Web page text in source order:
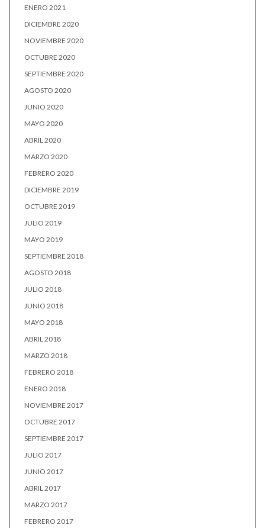
ENERO 2021
DICIEMBRE 2020
NOVIEMBRE 2020
OCTUBRE 2020
SEPTIEMBRE 2020
AGOSTO 2020
JUNIO 2020
MAYO 2020
ABRIL 2020
MARZO 2020
FEBRERO 2020
DICIEMBRE 2019
OCTUBRE 2019
JULIO 2019
MAYO 2019
SEPTIEMBRE 2018
AGOSTO 2018
JULIO 2018
JUNIO 2018
MAYO 2018
ABRIL 2018
MARZO 2018
FEBRERO 2018
ENERO 2018
NOVIEMBRE 2017
OCTUBRE 2017
SEPTIEMBRE 2017
JULIO 2017
JUNIO 2017
ABRIL 2017
MARZO 2017
FEBRERO 2017